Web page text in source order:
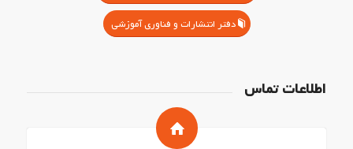
دفتر انتشارات و فناوری آموزشی
اطلاعات تماس